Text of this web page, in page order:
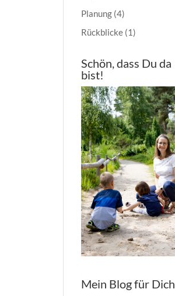
Planung (4)
Rückblicke (1)
Schön, dass Du da
bist!
Mein Blog für Dich